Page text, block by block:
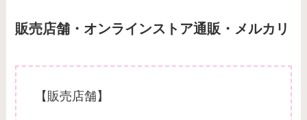
販売店舗・オンラインストア通販・メルカリ
【販売店舗】